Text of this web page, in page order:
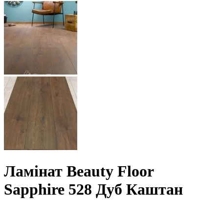
Ламінат Beauty Floor
Sapphire 528 Дуб Каштан